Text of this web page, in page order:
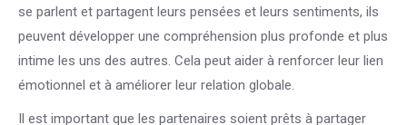
se parlent et partagent leurs pensées et leurs sentiments, ils
peuvent développer une compréhension plus profonde et plus
intime les uns des autres. Cela peut aider à renforcer leur lien
émotionnel et à améliorer leur relation globale.
Il est important que les partenaires soient prêts à partager